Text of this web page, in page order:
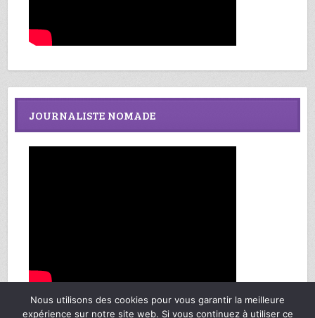
JOURNALISTE NOMADE
Nous utilisons des cookies pour vous garantir la meilleure
expérience sur notre site web. Si vous continuez à utiliser ce